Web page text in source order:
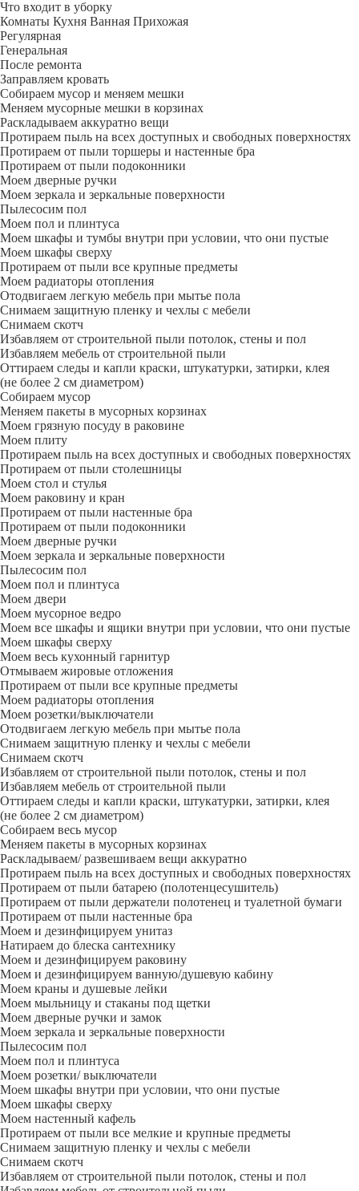
Что входит в уборку
Регу­лярная
Гене­ральная
После ремонта
Заправляем кровать
Собираем мусор и меняем мешки
Меняем мусорные мешки в корзинах
Раскладываем аккуратно вещи
Протираем пыль на всех доступных и свободных поверхностях
Протираем от пыли торшеры и настенные бра
Протираем от пыли подоконники
Моем дверные ручки
Моем зеркала и зеркальные поверхности
Пылесосим пол
Моем пол и плинтуса
Моем шкафы и тумбы внутри при условии, что они пустые
Моем шкафы сверху
Протираем от пыли все крупные предметы
Моем радиаторы отопления
Отодвигаем легкую мебель при мытье пола
Снимаем защитную пленку и чехлы с мебели
Снимаем скотч
Избавляем от строительной пыли потолок, стены и пол
Избавляем мебель от строительной пыли
Оттираем следы и капли краски, штукатурки, затирки, клея
(не более 2 см диаметром)
Собираем мусор
Меняем пакеты в мусорных корзинах
Моем грязную посуду в раковине
Моем плиту
Протираем пыль на всех доступных и свободных поверхностях
Протираем от пыли столешницы
Моем стол и стулья
Моем раковину и кран
Протираем от пыли настенные бра
Протираем от пыли подоконники
Моем дверные ручки
Моем зеркала и зеркальные поверхности
Пылесосим пол
Моем пол и плинтуса
Моем двери
Моем мусорное ведро
Моем все шкафы и ящики внутри при условии, что они пустые
Моем шкафы сверху
Моем весь кухонный гарнитур
Отмываем жировые отложения
Протираем от пыли все крупные предметы
Моем радиаторы отопления
Моем розетки/выключатели
Отодвигаем легкую мебель при мытье пола
Снимаем защитную пленку и чехлы с мебели
Снимаем скотч
Избавляем от строительной пыли потолок, стены и пол
Избавляем мебель от строительной пыли
Оттираем следы и капли краски, штукатурки, затирки, клея
(не более 2 см диаметром)
Собираем весь мусор
Меняем пакеты в мусорных корзинах
Раскладываем/ развешиваем вещи аккуратно
Протираем пыль на всех доступных и свободных поверхностях
Протираем от пыли батарею (полотенцесушитель)
Протираем от пыли держатели полотенец и туалетной бумаги
Протираем от пыли настенные бра
Моем и дезинфицируем унитаз
Натираем до блеска сантехнику
Моем и дезинфицируем раковину
Моем и дезинфицируем ванную/душевую кабину
Моем краны и душевые лейки
Моем мыльницу и стаканы под щетки
Моем дверные ручки и замок
Моем зеркала и зеркальные поверхности
Пылесосим пол
Моем пол и плинтуса
Моем розетки/ выключатели
Моем шкафы внутри при условии, что они пустые
Моем шкафы сверху
Моем настенный кафель
Протираем от пыли все мелкие и крупные предметы
Снимаем защитную пленку и чехлы с мебели
Снимаем скотч
Избавляем от строительной пыли потолок, стены и пол